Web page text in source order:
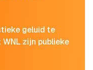
geluid te
zijn publieke